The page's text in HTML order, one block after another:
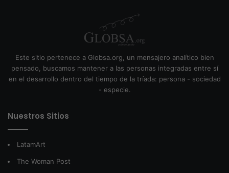
Este sitio pertenece a Globsa.org, un mensajero analítico bien
pensado, buscamos mantener a las personas integradas entre sí
en el desarrollo dentro del tiempo de la tríada: persona - sociedad
- especie.
Nuestros Sitios
LatamArt
The Woman Post